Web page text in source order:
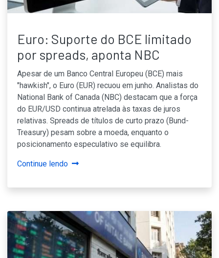
Euro: Suporte do BCE limitado
por spreads, aponta NBC
Apesar de um Banco Central Europeu (BCE) mais
"hawkish", o Euro (EUR) recuou em junho. Analistas do
National Bank of Canada (NBC) destacam que a força
do EUR/USD continua atrelada às taxas de juros
relativas. Spreads de títulos de curto prazo (Bund-
Treasury) pesam sobre a moeda, enquanto o
posicionamento especulativo se equilibra.
Continue lendo